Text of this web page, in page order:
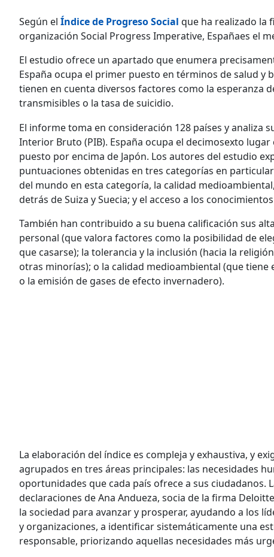
Según el Índice de Progreso Social que ha realizado la
organización Social Progress Imperative, Españaes el
El estudio ofrece un apartado que enumera
España ocupa el primer puesto en términos de salud y
tienen en cuenta diversos factores como la esperanza
transmisibles o la tasa de suicidio.
El informe toma en consideración 128 países y analiza
Interior Bruto (PIB). España ocupa el decimosexto
puesto por encima de Japón. Los autores del estudio
puntuaciones obtenidas en tres categorías en
del mundo en esta categoría, la calidad
detrás de Suiza y Suecia; y el acceso a los
También han contribuido a su buena calificación sus
personal (que valora factores como la posibilidad de
que casarse); la tolerancia y la inclusión (hacia la
otras minorías); o la calidad medioambiental (que
o la emisión de gases de efecto invernadero).
La elaboración del índice es compleja y exhaustiva, y
agrupados en tres áreas principales: las necesidades
oportunidades que cada país ofrece a sus ciudadanos.
declaraciones de Ana Andueza, socia de la firma
la sociedad para avanzar y prosperar, ayudando a los
y organizaciones, a identificar sistemáticamente una
responsable, priorizando aquellas necesidades más